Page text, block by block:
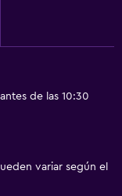
de las 10:30
variar según el